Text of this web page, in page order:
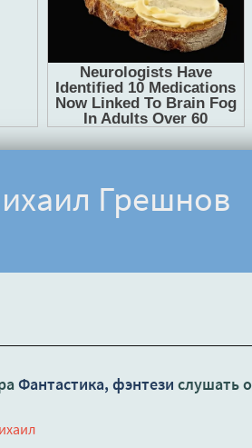
Грешнов
Фантастика, фэнтези слушать